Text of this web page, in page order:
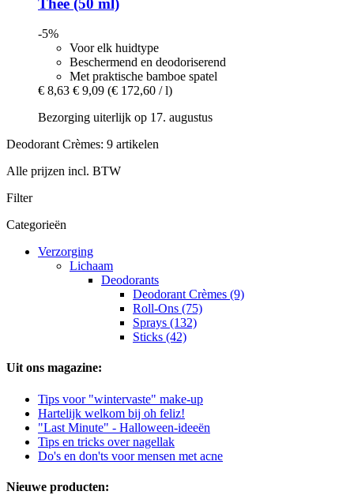
-5%
Voor elk huidtype
Beschermend en deodoriserend
Met praktische bamboe spatel
€ 8,63 € 9,09 (€ 172,60 / l)
Bezorging uiterlijk op 17. augustus
Deodorant Crèmes: 9 artikelen
Alle prijzen incl. BTW
Filter
Categorieën
Verzorging
Lichaam
Deodorants
Deodorant Crèmes (9)
Roll-Ons (75)
Sprays (132)
Sticks (42)
Uit ons magazine:
Tips voor "wintervaste" make-up
Hartelijk welkom bij oh feliz!
"Last Minute" - Halloween-ideeën
Tips en tricks over nagellak
Do's en don'ts voor mensen met acne
Nieuwe producten: